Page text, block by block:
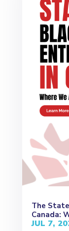
The
Canada:
JUL 7,